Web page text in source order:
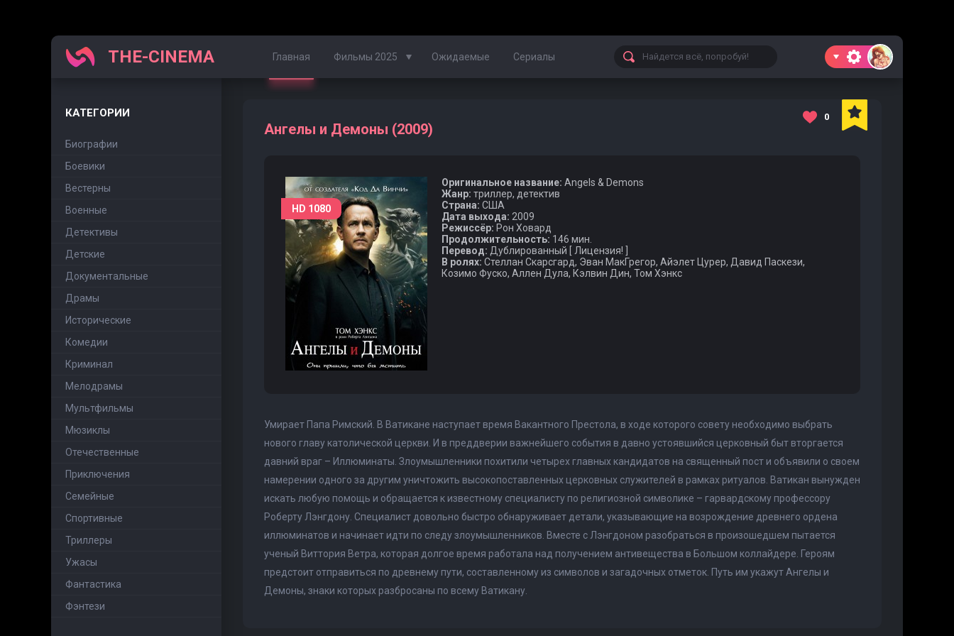
THE-CINEMA Главная Фильмы 2025
Фильмы 2024
Фильмы 2022
Фильмы 2021
Фильмы 2020
Ожидаемые Сериалы
КАТЕГОРИИ
Биографии
Боевики
Вестерны
Военные
Детективы
Детские
Документальные
Драмы
Исторические
Комедии
Криминал
Мелодрамы
Мультфильмы
Мюзиклы
Отечественные
Приключения
Семейные
Cпортивные
Триллеры
Ужасы
Фантастика
Фэнтези
Ангелы и Демоны (2009)
0
HD 1080
Оригинальное название: Angels & Demons
Жанр: триллер, детектив
Страна: США
Дата выхода: 2009
Режиссёр: Рон Ховард
Продолжительность: 146 мин.
Перевод: Дублированный [ Лицензия! ]
В ролях: Стеллан Скарсгард, Эван МакГрегор, Айэлет Цурер, Давид Паскези,
Козимо Фуско, Аллен Дула, Кэлвин Дин, Том Хэнкс
Умирает Папа Римский. В Ватикане наступает время Вакантного Престола, в ходе которого совету необходимо выбрать
нового главу католической церкви. И в преддверии важнейшего события в давно устоявшийся церковный быт вторгается
давний враг – Иллюминаты. Злоумышленники похитили четырех главных кандидатов на священный пост и объявили о своем
намерении одного за другим уничтожить высокопоставленных церковных служителей в рамках ритуалов. Ватикан вынужден
искать любую помощь и обращается к известному специалисту по религиозной символике – гарвардскому профессору
Роберту Лэнгдону. Специалист довольно быстро обнаруживает детали, указывающие на возрождение древнего ордена
иллюминатов и начинает идти по следу злоумышленников. Вместе с Лэнгдоном разобраться в произошедшем пытается
ученый Виттория Ветра, которая долгое время работала над получением антивещества в Большом коллайдере. Героям
предстоит отправиться по древнему пути, составленному из символов и загадочных отметок. Путь им укажут Ангелы и
Демоны, знаки которых разбросаны по всему Ватикану.